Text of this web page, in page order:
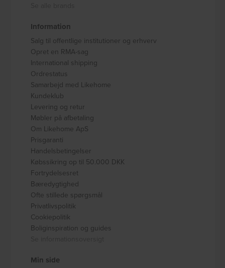
Information
Salg til offentlige institutioner og erhverv
Opret en RMA-sag
International shipping
Ordrestatus
Samarbejd med Likehome
Kundeklub
Levering og retur
Møbler på afbetaling
Om Likehome ApS
Prisgaranti
Handelsbetingelser
Købssikring op til 50.000 DKK
Fortrydelsesret
Bæredygtighed
Ofte stillede spørgsmål
Privatlivspolitik
Cookiepolitik
Boliginspiration og guides
Min side